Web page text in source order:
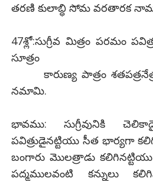
తరణి కులాబ్ధి సోమ వరతారక
47శ్లో:సుగ్రీవ మిత్రం పరమం
సూత్రం
కారుణ్య పాత్రం
నమామి.
భావము: సుగ్రీవునికి
పవిత్రుడైనట్టియు సీత భార్యగా
బంగారు మొలత్రాడు
పద్మములవంటి కన్నులు